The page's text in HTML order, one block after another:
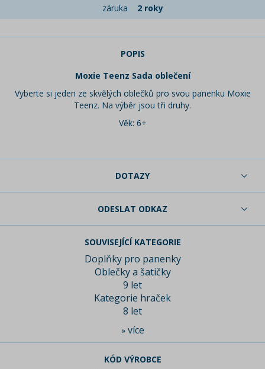
záruka
2 roky
POPIS
Moxie Teenz Sada oblečení
Vyberte si jeden ze skvělých oblečků pro svou panenku Moxie
Teenz. Na výběr jsou tři druhy.
Věk: 6+
DOTAZY
ODESLAT ODKAZ
SOUVISEJÍCÍ KATEGORIE
Doplňky pro panenky
Oblečky a šatičky
9 let
Kategorie hraček
8 let
» více
KÓD VÝROBCE